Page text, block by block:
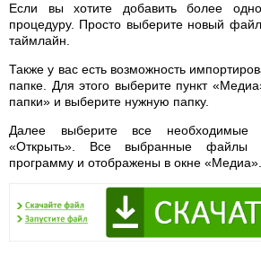
Если вы хотите добавить более
процедуру. Просто выберите новый
таймлайн.
Также у вас есть возможность
папке. Для этого выберите пункт
папки» и выберите нужную папку.
Далее выберите все
«Открыть». Все выбранные файлы
программу и отображены в окне «Медиа».